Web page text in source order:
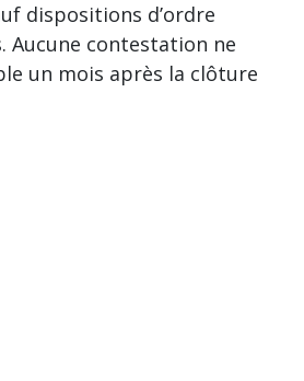
dispositions d’ordre
Aucune contestation ne
un mois après la clôture